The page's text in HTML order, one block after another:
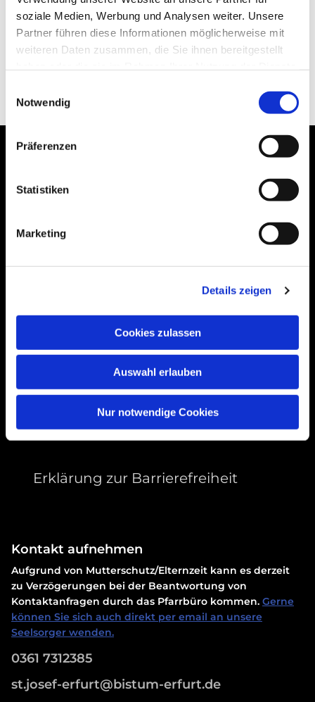
soziale Medien, Werbung und Analysen weiter. Unsere
Partner führen diese Informationen möglicherweise mit
weiteren Daten zusammen, die Sie ihnen bereitgestellt
Notwendig
Präferenzen
Statistiken
Marketing
Details zeigen
Cookies zulassen
Auswahl erlauben
Nur notwendige Cookies
Bitte akzeptieren Sie Marketing-Cookies,
Accept cookies
Erklärung zur Barrierefreiheit
Kontakt aufnehmen
Aufgrund von Mutterschutz/Elternzeit kann es derzeit
zu Verzögerungen bei der Beantwortung von
Kontaktanfragen durch das Pfarrbüro kommen. Gerne
können Sie sich auch direkt per email an unsere
Seelsorger wenden.
0361 7312385
st.josef-erfurt@bistum-erfurt.de